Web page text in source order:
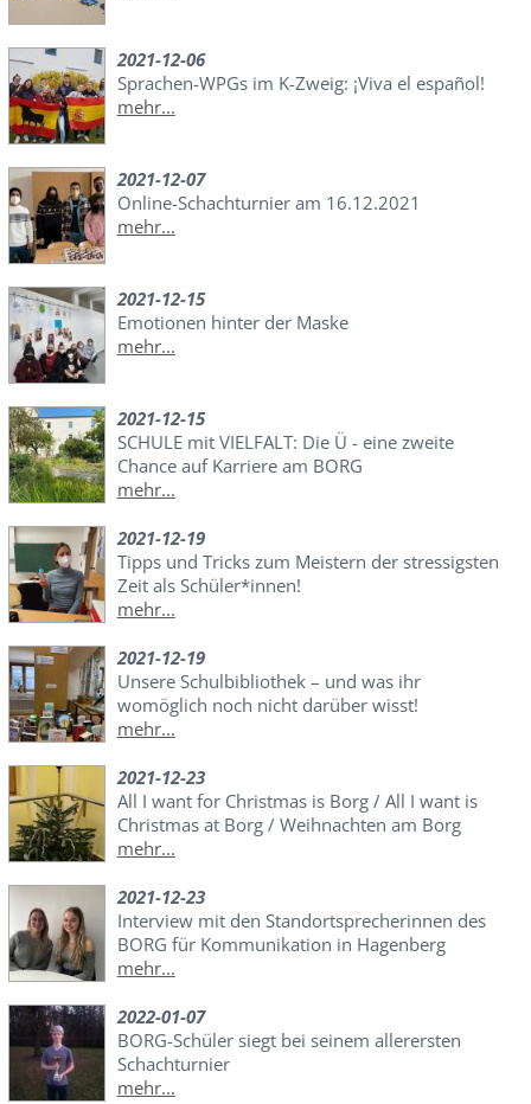
2021-12-06
Sprachen-WPGs im K-Zweig: ¡Viva el español!
mehr...
2021-12-07
Online-Schachturnier am 16.12.2021
mehr...
2021-12-15
Emotionen hinter der Maske
mehr...
2021-12-15
SCHULE mit VIELFALT: Die Ü - eine zweite
Chance auf Karriere am BORG
mehr...
2021-12-19
Tipps und Tricks zum Meistern der stressigsten
Zeit als Schüler*innen!
mehr...
2021-12-19
Unsere Schulbibliothek – und was ihr
womöglich noch nicht darüber wisst!
mehr...
2021-12-23
All I want for Christmas is Borg / All I want is
Christmas at Borg / Weihnachten am Borg
mehr...
2021-12-23
Interview mit den Standortsprecherinnen des
BORG für Kommunikation in Hagenberg
mehr...
2022-01-07
BORG-Schüler siegt bei seinem allerersten
Schachturnier
mehr...